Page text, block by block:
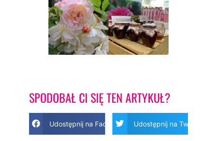
SPODOBAŁ CI SIĘ TEN ARTYKUŁ?
Udostępnij na Facebook Udostępnij na Twitter